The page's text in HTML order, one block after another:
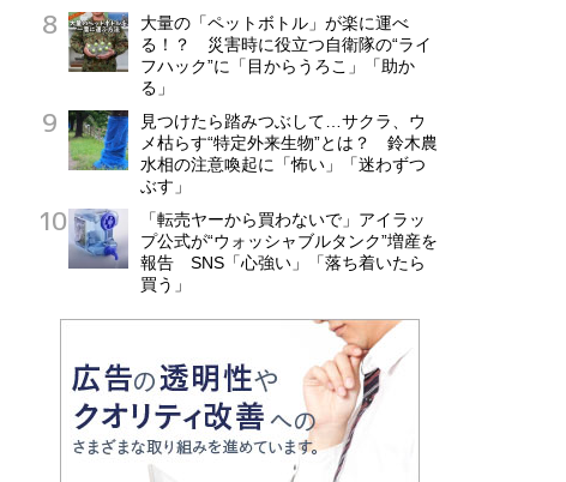
大量の「ペットボトル」が楽に運べ
る！？ 災害時に役立つ自衛隊の“ライ
フハック”に「目からうろこ」「助か
る」
見つけたら踏みつぶして…サクラ、ウ
メ枯らす“特定外来生物”とは？ 鈴木農
水相の注意喚起に「怖い」「迷わずつ
ぶす」
「転売ヤーから買わないで」アイラッ
プ公式が“ウォッシャブルタンク”増産を
報告 SNS「心強い」「落ち着いたら
買う」